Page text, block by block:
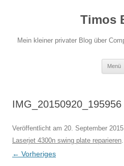
Timos
Mein kleiner privater Blog über
Menü
IMG_20150920_195956
Veröffentlicht am 20. September 2015
Laserjet 4300n swing plate reparieren.
← Vorheriges